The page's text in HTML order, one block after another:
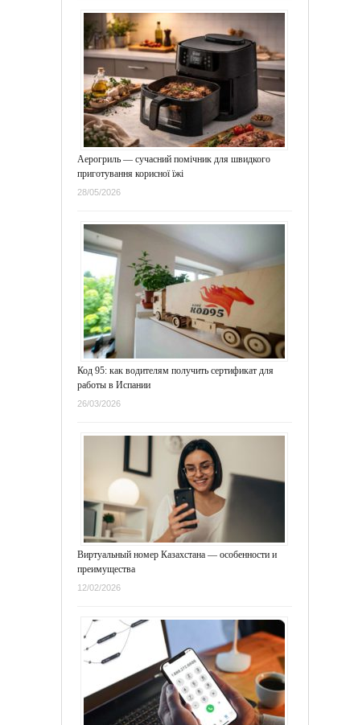
Аерогриль — сучасний помічник для швидкого
приготування корисної їжі
28/05/2026
Код 95: как водителям получить сертификат для
работы в Испании
26/03/2026
Виртуальный номер Казахстана — особенности и
преимущества
12/02/2026